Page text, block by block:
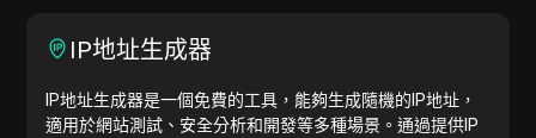
IP地址生成器
IP地址生成器是一個免費的工具，能夠生成隨機的IP地址，
適用於網站測試、安全分析和開發等多種場景。通過提供IP